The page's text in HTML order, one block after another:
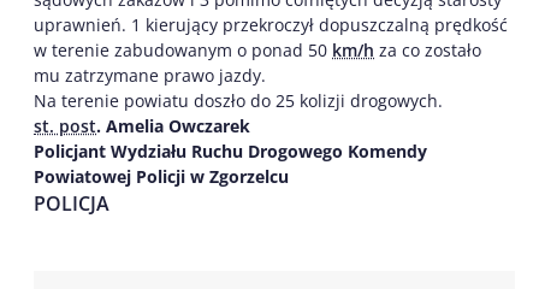
uprawnień. 1 kierujący przekroczył dopuszczalną prędkość
w terenie zabudowanym o ponad 50 km/h za co zostało
mu zatrzymane prawo jazdy.
Na terenie powiatu doszło do 25 kolizji drogowych.
st. post. Amelia Owczarek
Policjant Wydziału Ruchu Drogowego Komendy
Powiatowej Policji w Zgorzelcu
POLICJA